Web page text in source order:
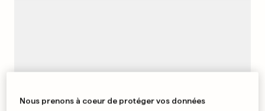
Nous prenons à coeur de protéger vos données